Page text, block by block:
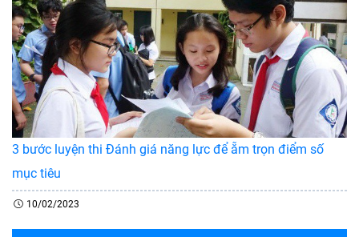
3 bước luyện thi Đánh giá năng lực để ẵm trọn điểm số
mục tiêu
10/02/2023